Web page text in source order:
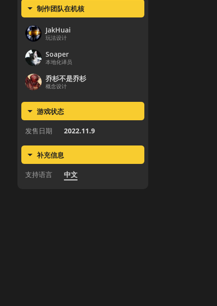
制作团队在机核
JakHuai
玩法设计
Soaper
本地化译员
乔杉不是乔杉
概念设计
游戏状态
发售日期 2022.11.9
补充信息
支持语言 中文